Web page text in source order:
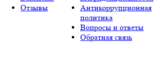
Отзывы
Антикоррупционная
политика
Вопросы и ответы
Обратная связь